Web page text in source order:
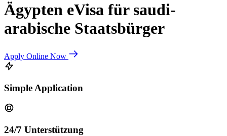
Ägypten eVisa für saudi-
arabische Staatsbürger
Apply Online Now
Simple Application
24/7 Unterstützung